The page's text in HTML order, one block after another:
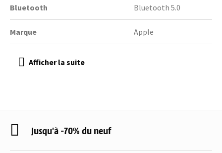
Bluetooth Bluetooth 5.0
Marque Apple
Jusqu'à -70% du neuf